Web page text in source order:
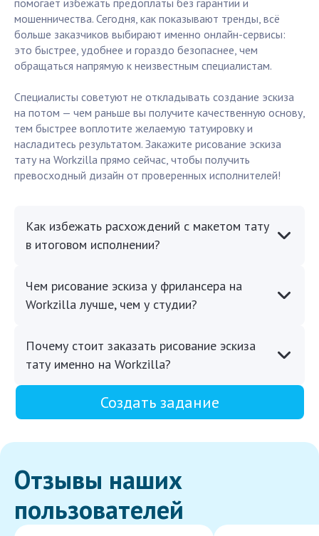
помогает избежать предоплаты без гарантии и
мошенничества. Сегодня, как показывают тренды, всё
больше заказчиков выбирают именно онлайн-сервисы:
это быстрее, удобнее и гораздо безопаснее, чем
обращаться напрямую к неизвестным специалистам.
Специалисты советуют не откладывать создание эскиза
на потом — чем раньше вы получите качественную основу,
тем быстрее воплотите желаемую татуировку и
насладитесь результатом. Закажите рисование эскиза
тату на Workzilla прямо сейчас, чтобы получить
превосходный дизайн от проверенных исполнителей!
Как избежать расхождений с макетом тату
в итоговом исполнении?
Чем рисование эскиза у фрилансера на
Workzilla лучше, чем у студии?
Почему стоит заказать рисование эскиза
тату именно на Workzilla?
Создать задание
Отзывы наших
пользователей